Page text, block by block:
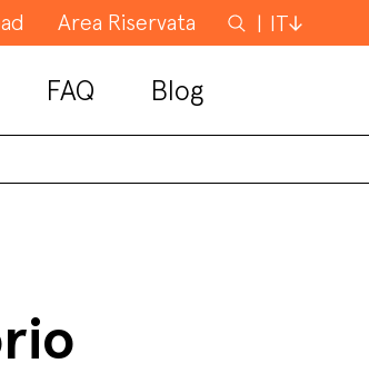
Area Riservata Cerca
IT
FAQ Blog